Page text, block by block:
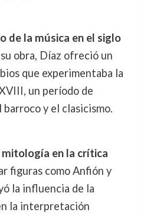
de la música en el siglo
obra, Díaz ofreció un
que experimentaba la
un período de
y el clasicismo.
en la crítica
figuras como Anfión y
la influencia de la
la interpretación